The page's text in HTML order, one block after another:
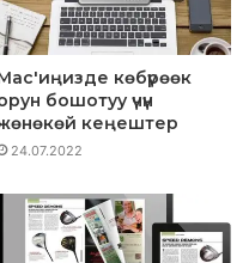
көбүрөөк
бошотуу үчүн
кеңештер
24.07.2022